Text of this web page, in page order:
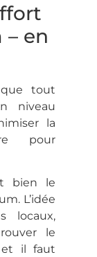
en
tout
niveau
la
pour
bien le
L’idée
locaux,
le
et il faut